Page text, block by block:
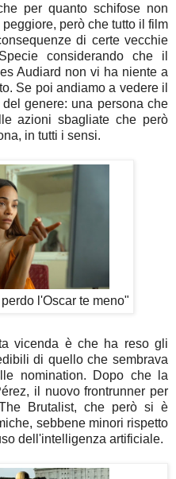
per quanto schifose non
però che tutto il film
di certe vecchie
considerando che il
Audiard non vi ha niente a
Se poi andiamo a vedere il
genere: una persona che
azioni sbagliate che però
in tutti i sensi.
l'Oscar te meno"
vicenda è che ha reso gli
di quello che sembrava
nomination. Dopo che la
il nuovo frontrunner per
Brutalist, che però si è
sebbene minori rispetto
dell'intelligenza artificiale.